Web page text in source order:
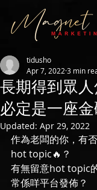
長期得到眾人
必定是一座
tidusho
Apr 7, 2022 3 min
Updated: Apr 29, 2022
作為老闆的你，有
hot topic🔥？
有無留意hot topic
常係咩平台發佈？